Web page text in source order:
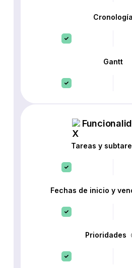
Cronología
Gantt
Tareas y
Fechas de inicio y
Prioridades